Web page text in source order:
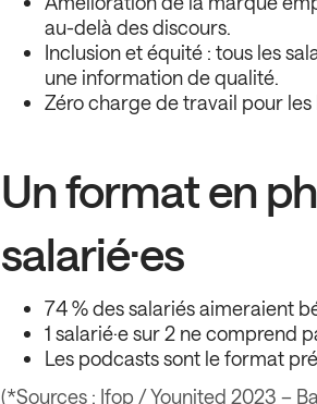
au-delà des discours.
Inclusion et équité : tous les
une information de qualité.
Zéro charge de travail pour les
Un format en
salarié·es
74 % des salariés aimeraient
1 salarié·e sur 2 ne comprend
Les podcasts sont le format
(*Sources : Ifop / Younited 2023 –